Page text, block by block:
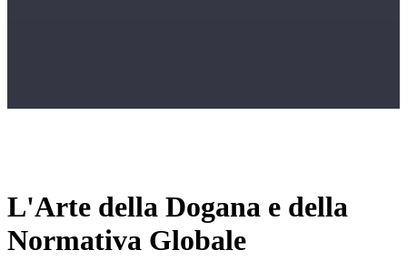
L'Arte della Dogana e della
Normativa Globale